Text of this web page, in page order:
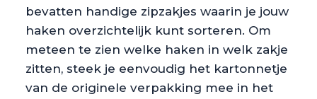
bevatten handige zipzakjes waarin je jouw
haken overzichtelijk kunt sorteren. Om
meteen te zien welke haken in welk zakje
zitten, steek je eenvoudig het kartonnetje
van de originele verpakking mee in het